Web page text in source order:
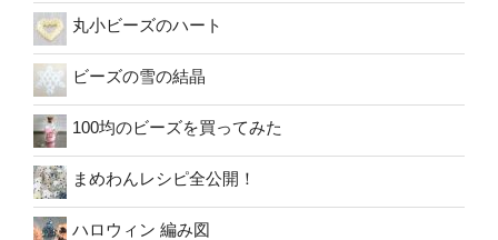
丸小ビーズのハート
ビーズの雪の結晶
100均のビーズを買ってみた
まめわんレシピ全公開！
ハロウィン 編み図